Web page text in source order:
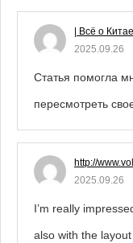
| Всё о
2025.09.26
Статья помогла
пересмотреть
http://
2025.09.26
I’m really
also with the